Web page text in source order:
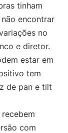
tinham
encontrar
no
e diretor.
estar em
tem
de pan e tilt
com